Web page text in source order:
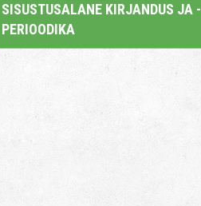
SISUSTUSALANE KIRJANDUS JA -
PERIOODIKA